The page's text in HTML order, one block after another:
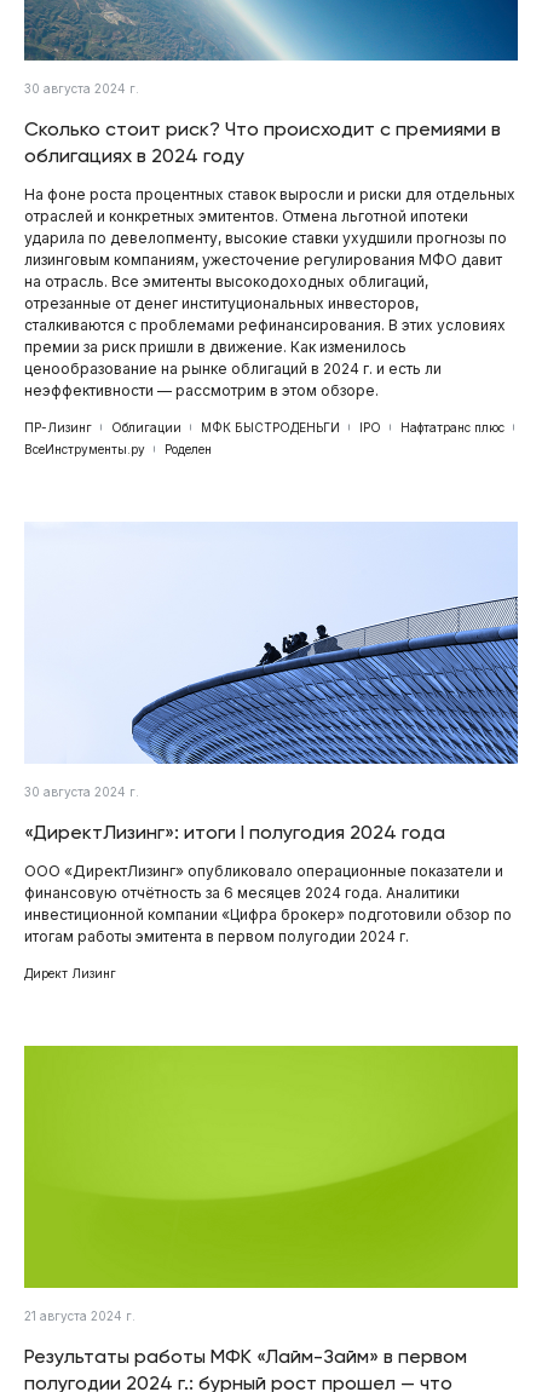
30 августа 2024 г.
Сколько стоит риск? Что происходит с премиями в
облигациях в 2024 году
На фоне роста процентных ставок выросли и риски для отдельных
отраслей и конкретных эмитентов. Отмена льготной ипотеки
ударила по девелопменту, высокие ставки ухудшили прогнозы по
лизинговым компаниям, ужесточение регулирования МФО давит
на отрасль. Все эмитенты высокодоходных облигаций,
отрезанные от денег институциональных инвесторов,
сталкиваются с проблемами рефинансирования. В этих условиях
премии за риск пришли в движение. Как изменилось
ценообразование на рынке облигаций в 2024 г. и есть ли
неэффективности — рассмотрим в этом обзоре.
ПР-Лизинг Облигации МФК БЫСТРОДЕНЬГИ IPO
Нафтатранс плюс
ВсеИнструменты.ру
Роделен
30 августа 2024 г.
«ДиректЛизинг»: итоги I полугодия 2024 года
ООО «ДиректЛизинг» опубликовало операционные показатели и
финансовую отчётность за 6 месяцев 2024 года. Аналитики
инвестиционной компании «Цифра брокер» подготовили обзор по
итогам работы эмитента в первом полугодии 2024 г.
Директ Лизинг
21 августа 2024 г.
Результаты работы МФК «Лайм-Займ» в первом
полугодии 2024 г.: бурный рост прошел — что